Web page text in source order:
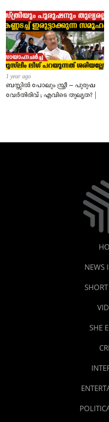
1 year ago
ബസ്സിൽ പോലും സ്ത്രീ – പുരുഷ
വേർതിരിവ് ; എവിടെ തുല്യത? |
NEWS
SHE